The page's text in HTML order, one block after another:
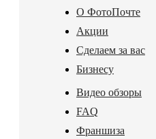
О ФотоПочте
Акции
Сделаем за вас
Бизнесу
Видео обзоры
FAQ
Франшиза